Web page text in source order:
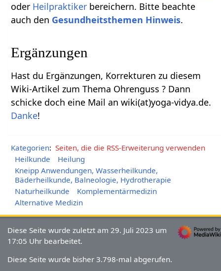
oder Heilpraktiker bereichern. Bitte beachte
auch den Gesundheitsthemen Hinweis.
Ergänzungen
Hast du Ergänzungen, Korrekturen zu diesem
Wiki-Artikel zum Thema Ohrenguss ? Dann
schicke doch eine Mail an wiki(at)yoga-vidya.de.
Danke!
Kategorien: Seiten, die die RSS-Erweiterung verwenden
Heilkunde
Heilung
Kneipp Anwendungen, Wasserheilkunde,
Bäderheilkunde, Balneologie, Hydrotherapie
Naturheilkunde
Komplementärmedizin
Alternative Medizin
Diese Seite wurde zuletzt am 29. Juli 2023 um
17:05 Uhr bearbeitet.
Diese Seite wurde bisher 3.798-mal abgerufen.